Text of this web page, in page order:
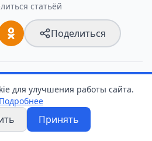
статьёй
Поделиться
в Telegram
новость
для улучшения работы сайта.
Подробнее
Принять